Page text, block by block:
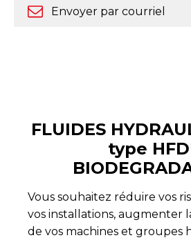
Envoyer par courriel
FLUIDES
type
Vous souhaitez réduire vos
vos installations, augmenter
de vos machines et groupes